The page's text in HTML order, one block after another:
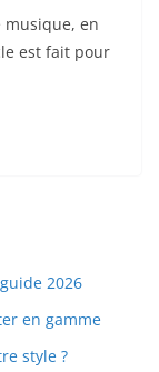
⁢en
est fait pour
2026
en gamme
style ?